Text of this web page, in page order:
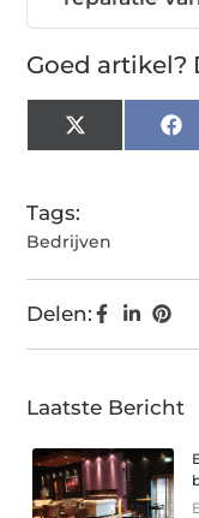
Goed artikel?
X
(Twitter)
Tags:
Bedrijven
Delen:
Laatste Bericht